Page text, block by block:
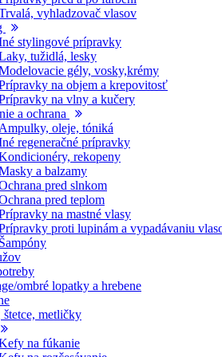
vyhladzovač vlasov
stylingové prípravky
tužidlá, lesky
gély, vosky,krémy
na objem a krepovitosť
na vlny a kučery
a ochrana
Ampulky, oleje, tóniká
regeneračné prípravky
rekopeny
a balzamy
pred slnkom
pred teplom
na mastné vlasy
proti lupinám a vypadávaniu
Šampóny
ombré lopatky a hrebene
metličky
na fúkanie